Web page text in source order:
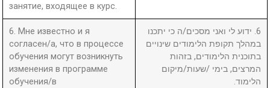
занятие, входящее в курс.
6. Мне известно и я
согласен/а, что в процессе
обучения могут возникнуть
изменения в программе
обучения/в
6. ידוע לי ואני מסכים/ה כי יתכנו
במהלך תקופת הלימודים שינויים
בתוכנית הלימודים, בזהות
המרצים, בימי /שעות/מיקום
הלימוד.